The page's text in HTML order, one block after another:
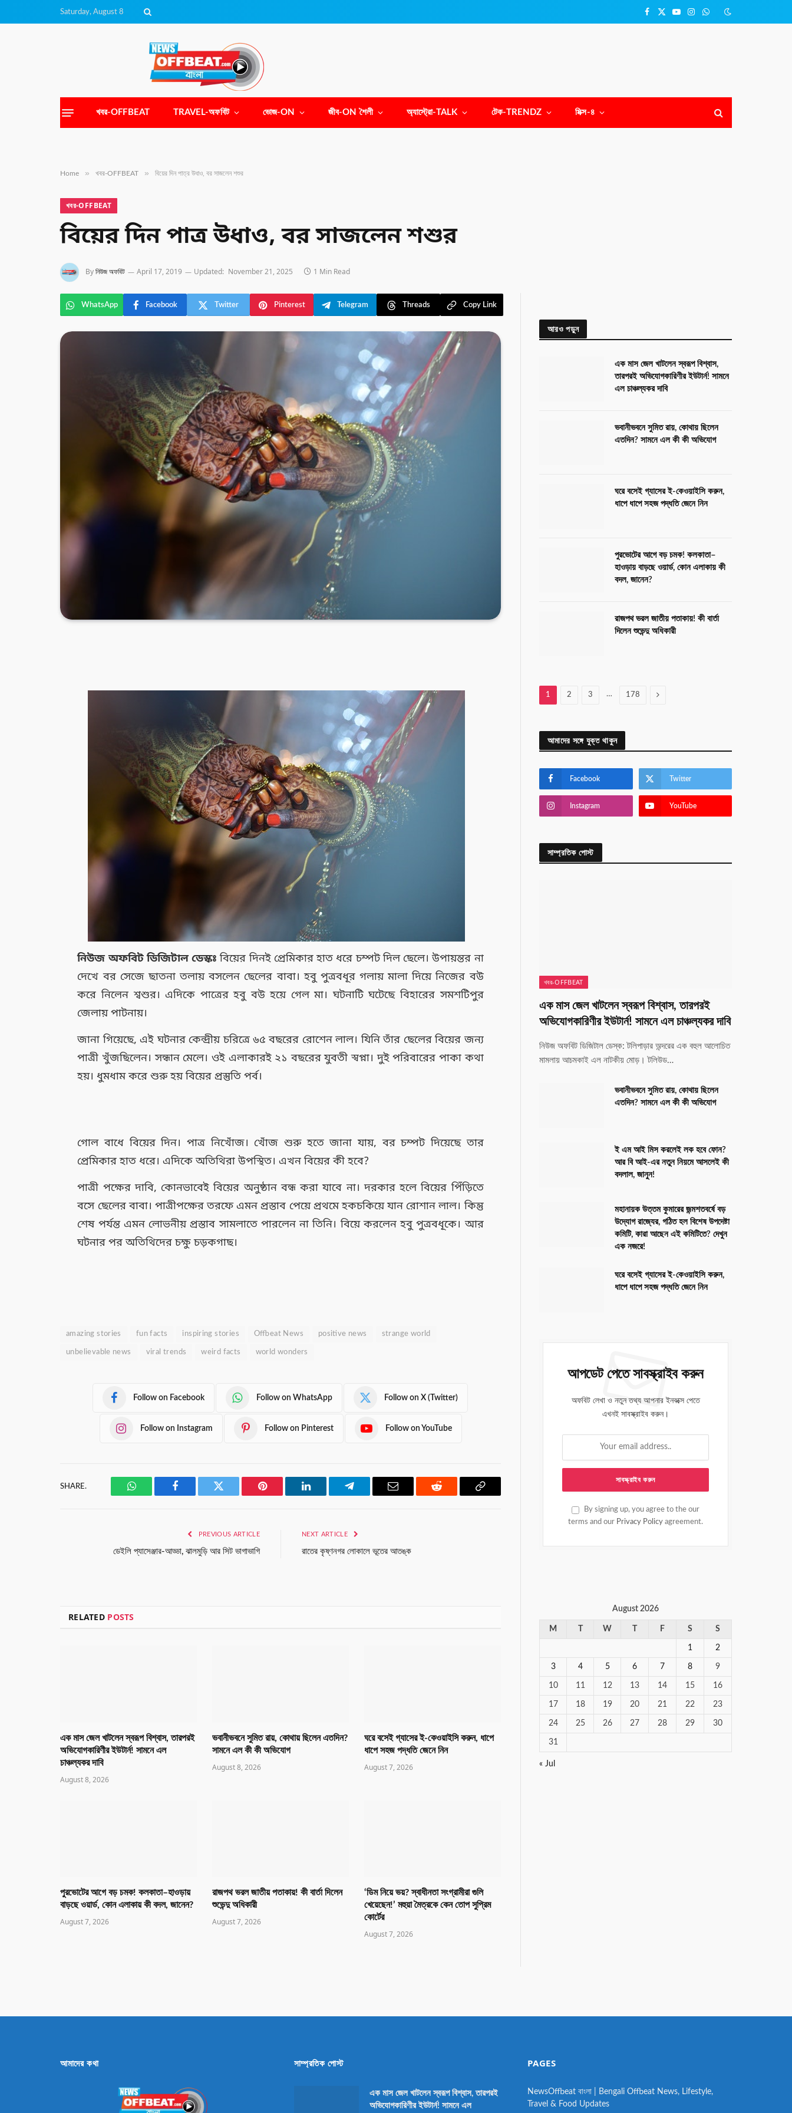
Saturday, August 8
Facebook
X
YouTubeInstagram
WhatsApp
খবর-OFFBEAT TRAVEL-অফবিট ভোজ-ON জীব-ON শৈলী অ্যাস্ট্রো-TALK টেক-TRENDZ মিক্স-৪
Home » খবর-OFFBEAT » বিয়ের দিন পাত্র উধাও, বর সাজলেন শশুর
খবর-OFFBEAT
বিয়ের দিন পাত্র উধাও, বর সাজলেন শশুর
Byনিউজ অফবিট April 17, 2019 Updated: November 21, 2025 1 Min Read
WhatsApp Facebook Twitter Pinterest Telegram Threads Copy Link
নিউজ অফবিট ডিজিটাল ডেস্কঃ বিয়ের দিনই প্রেমিকার হাত ধরে চম্পট দিল ছেলে। উপায়ন্তর না
দেখে বর সেজে ছাতনা তলায় বসলেন ছেলের বাবা। হবু পুত্রবধূর গলায় মালা দিয়ে নিজের বউ
করে নিলেন শ্বশুর। এদিকে পাত্রের হবু বউ হয়ে গেল মা। ঘটনাটি ঘটেছে বিহারের সমশটিপুর
জেলায় পাটনায়।
জানা গিয়েছে, এই ঘটনার কেন্দ্রীয় চরিত্রে ৬৫ বছরের রোশেন লাল। যিনি তাঁর ছেলের বিয়ের জন্য
পাত্রী খুঁজছিলেন। সন্ধান মেলে। ওই এলাকারই ২১ বছরের যুবতী স্বপ্না। দুই পরিবারের পাকা কথা
হয়। ধুমধাম করে শুরু হয় বিয়ের প্রস্তুতি পর্ব।
গোল বাধে বিয়ের দিন। পাত্র নিখোঁজ। খোঁজ শুরু হতে জানা যায়, বর চম্পট দিয়েছে তার
প্রেমিকার হাত ধরে। এদিকে অতিথিরা উপস্থিত। এখন বিয়ের কী হবে?
পাত্রী পক্ষের দাবি, কোনভাবেই বিয়ের অনুষ্ঠান বন্ধ করা যাবে না। দরকার হলে বিয়ের পিঁড়িতে
বসে ছেলের বাবা। পাত্রীপক্ষের তরফে এমন প্রস্তাব পেয়ে প্রথমে হকচকিয়ে যান রোশান লাল। কিন্তু
শেষ পর্যন্ত এমন লোভনীয় প্রস্তাব সামলাতে পারলেন না তিনি। বিয়ে করলেন হবু পুত্রবধূকে। আর
ঘটনার পর অতিথিদের চক্ষু চড়কগাছ।
amazing stories fun facts inspiring stories Offbeat News positive news strange world
unbelievable news viral trends weird facts world wonders
Follow on Facebook Follow on WhatsApp Follow on X (Twitter)
Follow on Instagram Follow on Pinterest Follow on YouTube
SHARE.
WhatsAppFacebook Twitter Pinterest LinkedIn Telegram Email Reddit
Copy
PREVIOUS ARTICLE
ডেইলি প্যাসেঞ্জার-আড্ডা, ঝালমুড়ি আর সিট ভাগাভাগি
NEXT ARTICLE
রাতের কৃষ্ণনগর লোকালে ভূতের আতঙ্ক
RELATED POSTS
এক মাস জেল খাটলেন স্বরূপ বিশ্বাস, তারপরই
অভিযোগকারিণীর ইউটার্ন! সামনে এল
চাঞ্চল্যকর দাবি
August 8, 2026
ভবানীভবনে সুমিত রায়, কোথায় ছিলেন এতদিন?
সামনে এল কী কী অভিযোগ
August 8, 2026
ঘরে বসেই গ্যাসের ই-কেওয়াইসি করুন, ধাপে
ধাপে সহজ পদ্ধতি জেনে নিন
August 7, 2026
পুরভোটের আগে বড় চমক! কলকাতা–হাওড়ায়
বাড়ছে ওয়ার্ড, কোন এলাকায় কী বদল, জানেন?
August 7, 2026
রাজপথ ভরল জাতীয় পতাকায়! কী বার্তা দিলেন
শুভেন্দু অধিকারী
August 7, 2026
‘ডিম নিয়ে ভয়? স্বাধীনতা সংগ্রামীরা গুলি
খেয়েছেন!’ মহুয়া মৈত্রকে কেন তোপ সুপ্রিম
কোর্টের
August 7, 2026
আরও পড়ুন
এক মাস জেল খাটলেন স্বরূপ বিশ্বাস,
তারপরই অভিযোগকারিণীর ইউটার্ন! সামনে
এল চাঞ্চল্যকর দাবি
ভবানীভবনে সুমিত রায়, কোথায় ছিলেন
এতদিন? সামনে এল কী কী অভিযোগ
ঘরে বসেই গ্যাসের ই-কেওয়াইসি করুন,
ধাপে ধাপে সহজ পদ্ধতি জেনে নিন
পুরভোটের আগে বড় চমক! কলকাতা–
হাওড়ায় বাড়ছে ওয়ার্ড, কোন এলাকায় কী
বদল, জানেন?
রাজপথ ভরল জাতীয় পতাকায়! কী বার্তা
দিলেন শুভেন্দু অধিকারী
1 2 3 … 178 Next
আমাদের সঙ্গে যুক্ত থাকুন
Facebook Twitter
Instagram YouTube
সাম্প্রতিক পোস্ট
খবর-OFFBEAT
এক মাস জেল খাটলেন স্বরূপ বিশ্বাস, তারপরই
অভিযোগকারিণীর ইউটার্ন! সামনে এল চাঞ্চল্যকর দাবি
নিউজ অফবিট ডিজিটাল ডেস্ক: টলিপাড়ার অন্দরের এক বহুল আলোচিত
মামলায় আচমকাই এল নাটকীয় মোড়। টলিউড…
ভবানীভবনে সুমিত রায়, কোথায় ছিলেন
এতদিন? সামনে এল কী কী অভিযোগ
ই এম আই মিস করলেই লক হবে ফোন?
আর বি আই-এর নতুন নিয়মে আসলেই কী
বদলাল, জানুন!
মহানায়ক উত্তম কুমারের জন্মশতবর্ষে বড়
উদ্যোগ রাজ্যের, গঠিত হল বিশেষ উপদেষ্টা
কমিটি, কারা আছেন এই কমিটিতে? দেখুন
এক নজরে!
ঘরে বসেই গ্যাসের ই-কেওয়াইসি করুন,
ধাপে ধাপে সহজ পদ্ধতি জেনে নিন
আপডেট পেতে সাবস্ক্রাইব করুন
অফবিট লেখা ও নতুন তথ্য আপনার ইনবক্সে পেতে
এখনই সাবস্ক্রাইব করুন।
By signing up, you agree to the our
terms and our Privacy Policy agreement.
August 2026
M W F S S
1 2
3 4 5 6 7 8 9
10 11 12 13 14 15 16
17 18 19 20 21 22 23
24 25 26 27 28 29 30
31
« Jul
আমাদের কথা সাম্প্রতিক পোস্ট
এক মাস জেল খাটলেন স্বরূপ বিশ্বাস, তারপরই
অভিযোগকারিণীর ইউটার্ন! সামনে এল
PAGES
NewsOffbeat বাংলা | Bengali Offbeat News, Lifestyle,
Travel & Food Updates